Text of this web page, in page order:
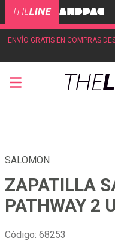
ENVÍO GRATIS EN COMPRAS
SALOMON
ZAPATILLA
PATHWAY 2
Código: 68253